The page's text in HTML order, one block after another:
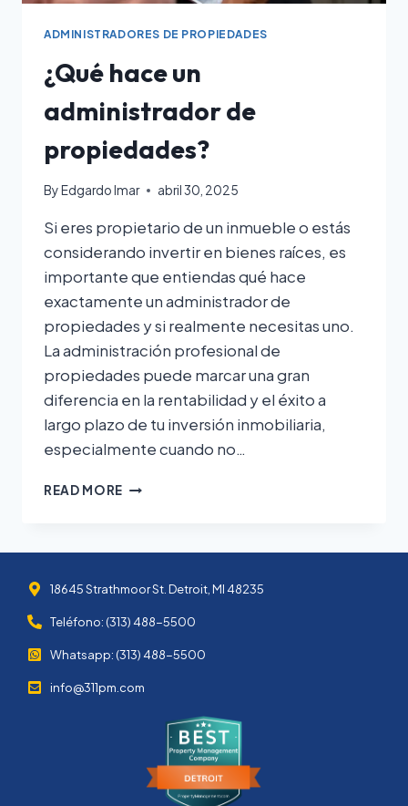
ADMINISTRADORES DE PROPIEDADES
¿Qué hace un
administrador de
propiedades?
ByEdgardo Imar abril 30, 2025
Si eres propietario de un inmueble o estás
considerando invertir en bienes raíces, es
importante que entiendas qué hace
exactamente un administrador de
propiedades y si realmente necesitas uno.
La administración profesional de
propiedades puede marcar una gran
diferencia en la rentabilidad y el éxito a
largo plazo de tu inversión inmobiliaria,
especialmente cuando no…
READ MORE
18645 Strathmoor St. Detroit, MI 48235
Teléfono: (313) 488-5500
Whatsapp: (313) 488-5500
info@311pm.com